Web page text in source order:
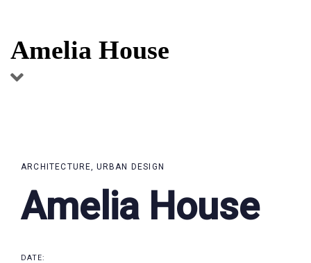
primary
Amelia House
ARCHITECTURE URBAN DESIGN
Amelia House
DATE: